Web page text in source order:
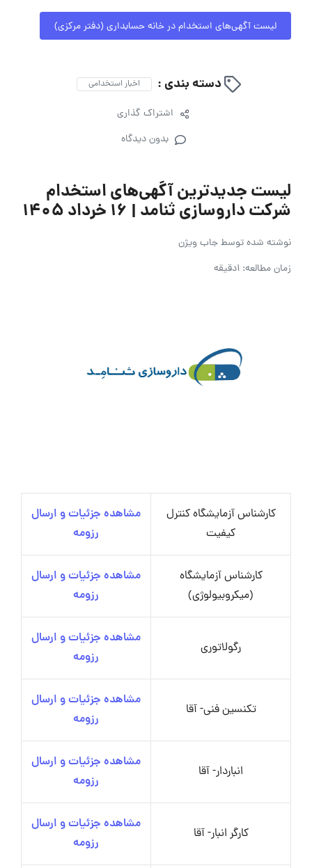
لیست آگهی‌های استخدام در خانه حسابداری (دفتر مرکزی)
دسته بندی : اخبار استخدامی
اشتراک گذاری
بدون دیدگاه
لیست جدیدترین آگهی‌های استخدام
شرکت داروسازی ثنامد | ۱۶ خرداد ۱۴۰۵
نوشته شده توسطجاب ویژن
زمان مطالعه: 1دقیقه
کارشناس آزمایشگاه کنترل
کیفیت
مشاهده جزئیات و ارسال
رزومه
کارشناس آزمایشگاه
(میکروبیولوژی)
مشاهده جزئیات و ارسال
رزومه
رگولاتوری
مشاهده جزئیات و ارسال
رزومه
تکنسین فنی- آقا
مشاهده جزئیات و ارسال
رزومه
انباردار- آقا
مشاهده جزئیات و ارسال
رزومه
کارگر انبار- آقا
مشاهده جزئیات و ارسال
رزومه